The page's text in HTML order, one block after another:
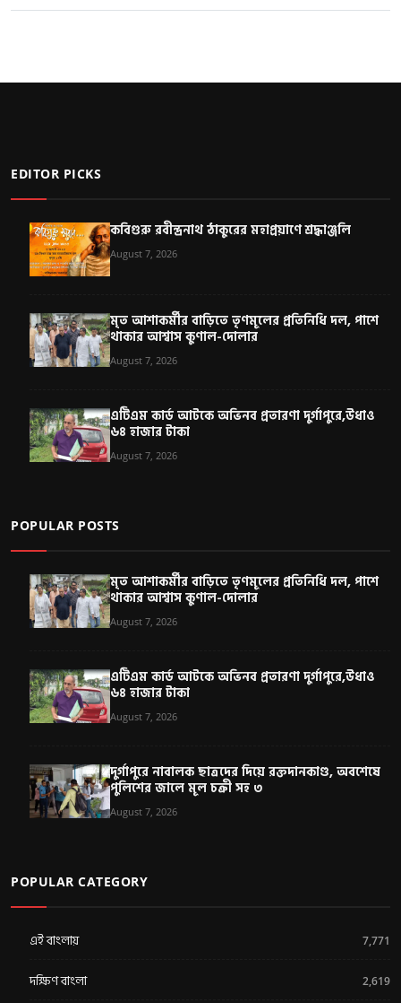
EDITOR PICKS
কবিগুরু রবীন্দ্রনাথ ঠাকুরের মহাপ্রয়াণে শ্রদ্ধাঞ্জলি
August 7, 2026
মৃত আশাকর্মীর বাড়িতে তৃণমূলের প্রতিনিধি দল, পাশে
থাকার আশ্বাস কুণাল-দোলার
August 7, 2026
এটিএম কার্ড আটকে অভিনব প্রতারণা দুর্গাপুরে,উধাও
৬৪ হাজার টাকা
August 7, 2026
POPULAR POSTS
মৃত আশাকর্মীর বাড়িতে তৃণমূলের প্রতিনিধি দল, পাশে
থাকার আশ্বাস কুণাল-দোলার
August 7, 2026
এটিএম কার্ড আটকে অভিনব প্রতারণা দুর্গাপুরে,উধাও
৬৪ হাজার টাকা
August 7, 2026
দুর্গাপুরে নাবালক ছাত্রদের দিয়ে রক্তদানকাণ্ড, অবশেষে
পুলিশের জালে মূল চক্রী সহ ৩
August 7, 2026
POPULAR CATEGORY
এই বাংলায় 7,771
দক্ষিণ বাংলা 2,619